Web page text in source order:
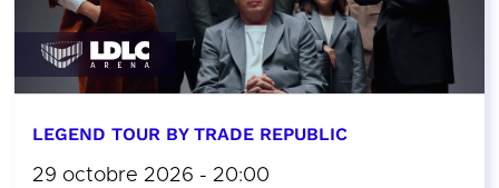
LEGEND TOUR BY TRADE REPUBLIC
29 octobre 2026 - 20:00